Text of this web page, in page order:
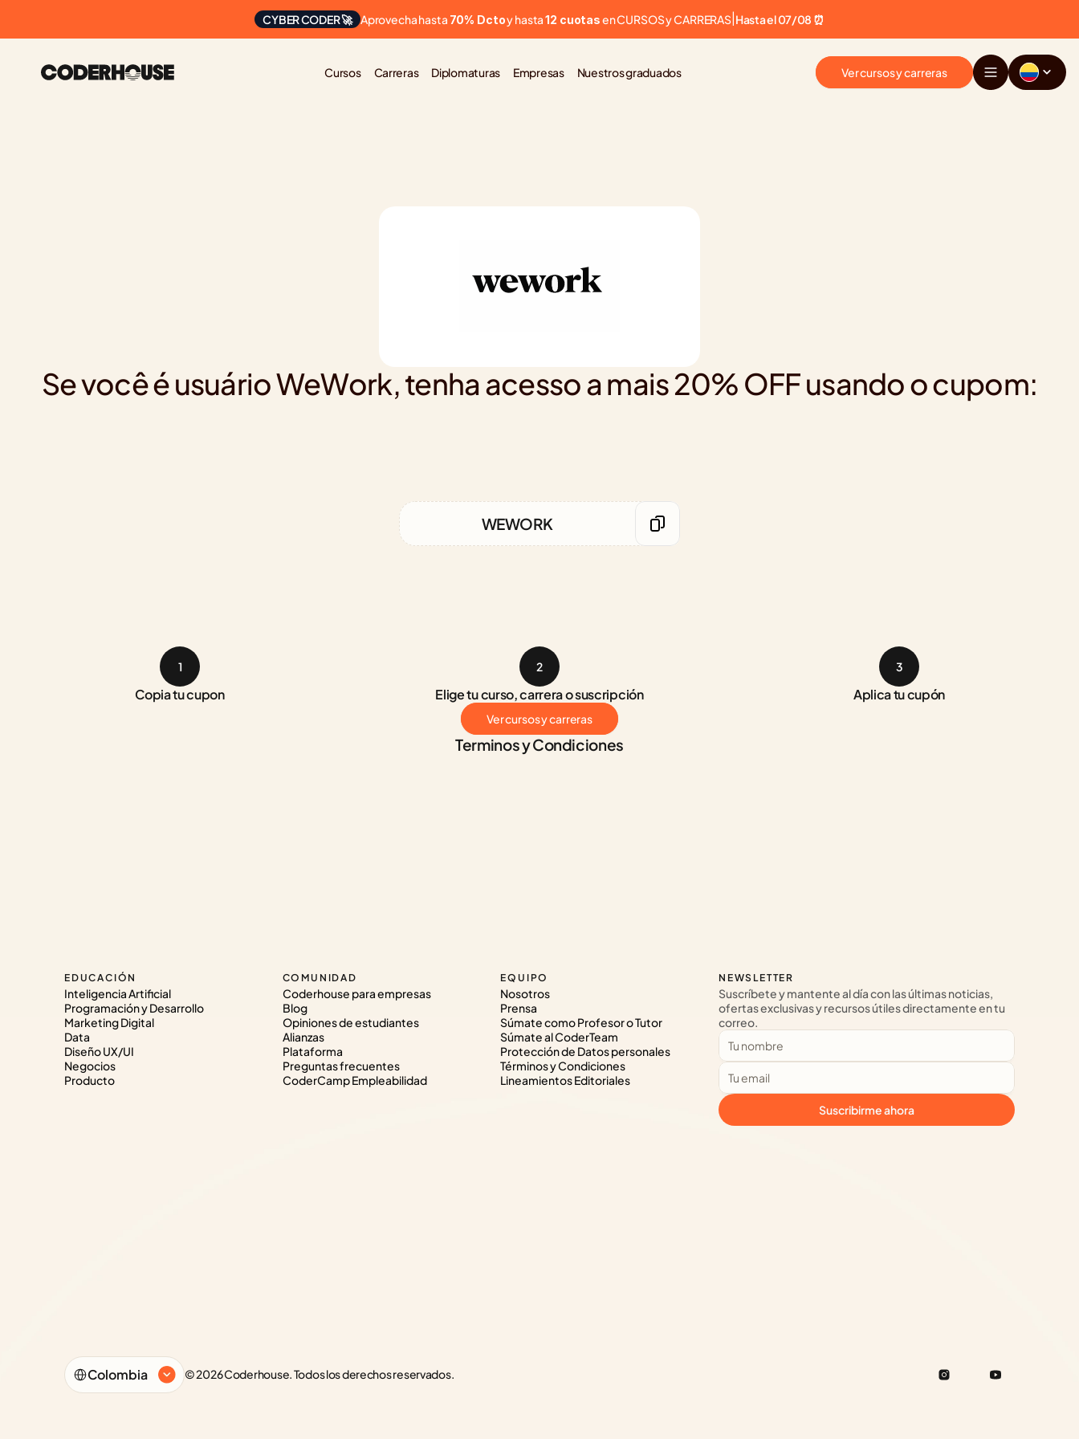
CYBER CODER 🚀 Aprovecha hasta 70% Dcto y hasta 12 cuotas en CURSOS y CARRERAS Hasta el 07/08 ⏰
Cursos Carreras Diplomaturas Empresas Nuestros graduados Ver cursos y carreras
Se você é usuário WeWork, tenha acesso a mais 20% OFF usando o cupom:
WEWORK
1
Copia tu cupon
2
Elige tu curso, carrera o suscripción
3
Aplica tu cupón
Ver cursos y carreras
Terminos y Condiciones
EDUCACIÓN
Inteligencia Artificial
Programación y Desarrollo
Marketing Digital
Data
Diseño UX/UI
Negocios
Producto
COMUNIDAD
Coderhouse para empresas
Blog
Opiniones de estudiantes
Alianzas
Plataforma
Preguntas frecuentes
CoderCamp Empleabilidad
EQUIPO
Nosotros
Prensa
Súmate como Profesor o Tutor
Súmate al CoderTeam
Protección de Datos personales
Términos y Condiciones
Lineamientos Editoriales
NEWSLETTER
Suscríbete y mantente al día con las últimas noticias,
ofertas exclusivas y recursos útiles directamente en tu
correo.
Suscribirme ahora
Select Language
Colombia © 2026 Coderhouse. Todos los derechos reservados.